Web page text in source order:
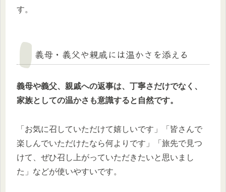
す。
義母・義父や親戚には温かさを添える
義母や義父、親戚への返事は、丁寧さだけでなく、
家族としての温かさも意識すると自然です。
「お気に召していただけて嬉しいです」「皆さんで
楽しんでいただけたなら何よりです」「旅先で見つ
けて、ぜひ召し上がっていただきたいと思いまし
た」などが使いやすいです。